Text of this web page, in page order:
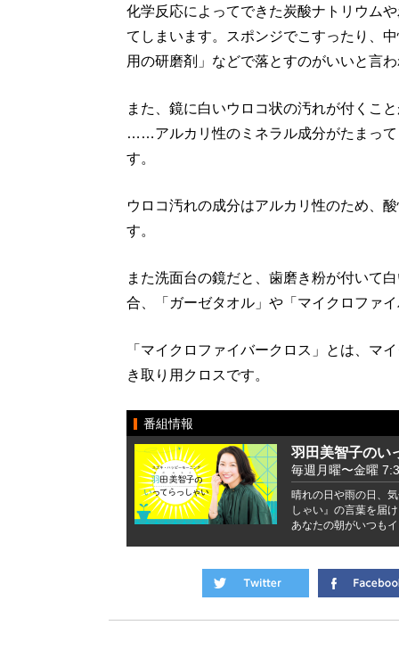
化学反応によってできた炭酸ナトリウム
てしまいます。スポンジでこすったり、
用の研磨剤」などで落とすのがいいと言
また、鏡に白いウロコ状の汚れが付くこ
……アルカリ性のミネラル成分がたまっ
す。
ウロコ汚れの成分はアルカリ性のため、
す。
また洗面台の鏡だと、歯磨き粉が付いて
合、「ガーゼタオル」や「マイクロファ
「マイクロファイバークロス」とは、マ
き取り用クロスです。
番組情報
羽田美智子のい
毎週月曜〜金曜
晴れの日や雨の日、
しゃい』の言葉を届
あなたの朝がいつも